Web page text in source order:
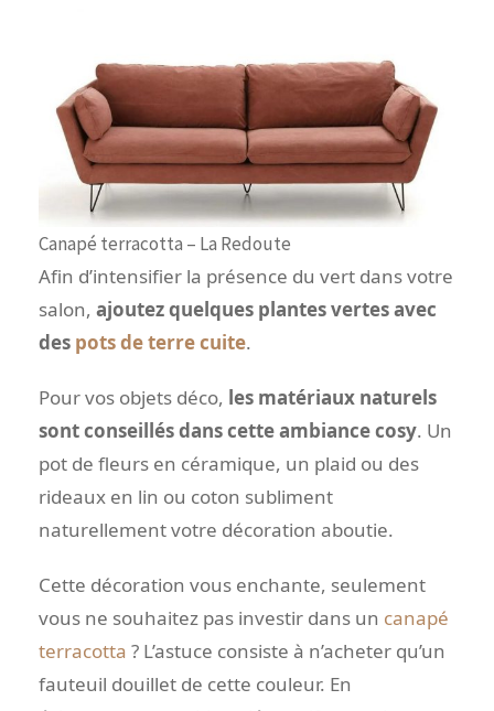
Canapé terracotta – La Redoute
Afin d’intensifier la présence du vert dans votre
salon, ajoutez quelques plantes vertes avec
des pots de terre cuite.
Pour vos objets déco, les matériaux naturels
sont conseillés dans cette ambiance cosy. Un
pot de fleurs en céramique, un plaid ou des
rideaux en lin ou coton subliment
naturellement votre décoration aboutie.
Cette décoration vous enchante, seulement
vous ne souhaitez pas investir dans un canapé
terracotta ? L’astuce consiste à n’acheter qu’un
fauteuil douillet de cette couleur. En